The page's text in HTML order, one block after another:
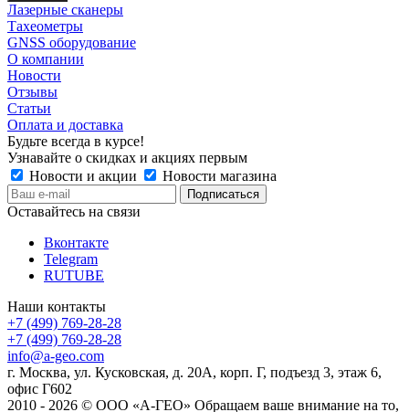
Лазерные сканеры
Тахеометры
GNSS оборудование
О компании
Новости
Отзывы
Статьи
Оплата и доставка
Будьте всегда в курсе!
Узнавайте о скидках и акциях первым
Новости и акции
Новости магазина
Оставайтесь на связи
Вконтакте
Telegram
RUTUBE
Наши контакты
+7 (499) 769-28-28
+7 (499) 769-28-28
info@a-geo.com
г. Москва, ул. Кусковская, д. 20А, корп. Г, подъезд 3, этаж 6,
офис Г602
2010 - 2026 © ООО «А-ГЕО» Обращаем ваше внимание на то,